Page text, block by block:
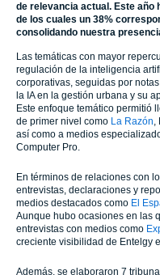
de relevancia actual. Este año
de los cuales un 38%
consolidando nuestra
Las temáticas con mayor
regulación de la inteligencia
corporativas, seguidas por
la IA en la gestión urbana y su
Este enfoque temático permitió
de primer nivel como La Razón
así como a medios
Computer Pro.
En términos de relaciones con
entrevistas, declaraciones y
medios destacados como El
Aunque hubo ocasiones en las
entrevistas con medios como
creciente visibilidad de Entelgy
Además, se elaboraron 7